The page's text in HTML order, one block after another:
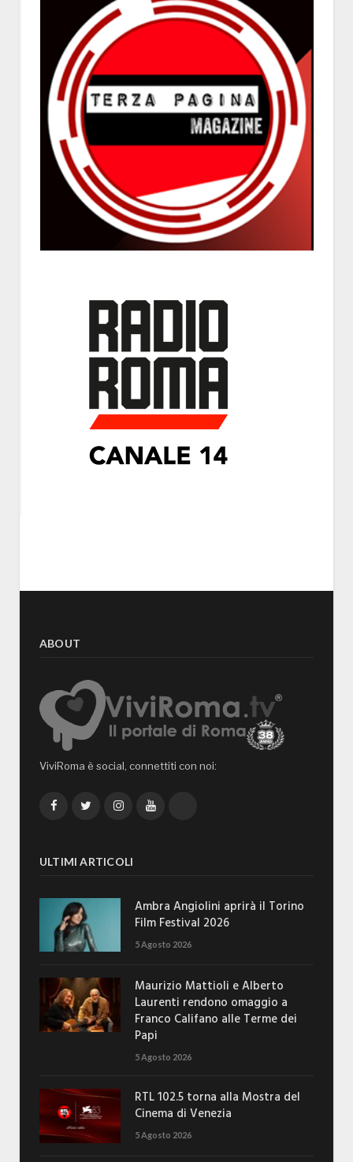
ABOUT
ViviRoma è social, connettiti con noi:
FacebookTwitterInstagramYouTube
ULTIMI ARTICOLI
Ambra Angiolini aprirà il Torino
Film Festival 2026
5 Agosto 2026
Maurizio Mattioli e Alberto
Laurenti rendono omaggio a
Franco Califano alle Terme dei
Papi
5 Agosto 2026
RTL 102.5 torna alla Mostra del
Cinema di Venezia
5 Agosto 2026